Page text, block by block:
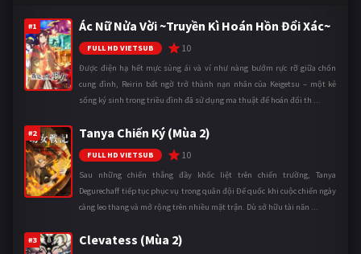
#1 Ác Nữ Nửa Vời ~Truyền Kì Hoán Hồn Đổi Xác~
FULL HD VIETSUB 10
Được điện hạ hết mực sủng ái và ví như nàng bướm rực rỡ giữa chốn
cung đình, Reirin bất ngờ trở thành nạn nhân của Keigetsu – một kẻ
sống ký sinh trong triều đình đã sử dụng ma thuật để hoán đổi th ...
#2 Tanya Chiến Ký (Mùa 2)
FULL HD VIETSUB 10
Sau những chiến thắng đầy khốc liệt trên chiến trường, Tanya
Degurechaff tiếp tục phục vụ trong quân đội Đế quốc khi cuộc chiến ngày
càng leo thang và mở rộng trên nhiều mặt trận. Dù sở hữu tài năn ...
#3 Clevatess (Mùa 2)